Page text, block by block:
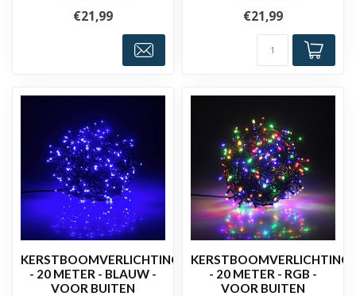
€21,99 €21,99
KERSTBOOMVERLICHTING
- 20 METER - BLAUW -
VOOR BUITEN
KERSTBOOMVERLICHTING
- 20 METER - RGB -
VOOR BUITEN